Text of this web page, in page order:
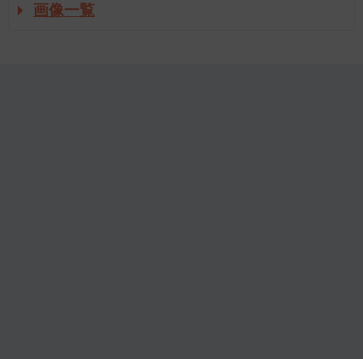
画像一覧